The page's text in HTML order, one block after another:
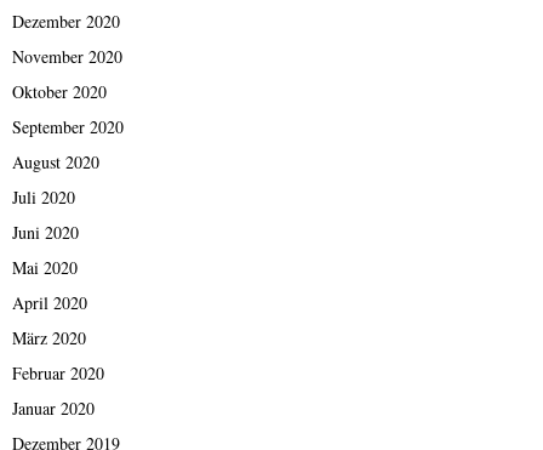
Dezember 2020
November 2020
Oktober 2020
September 2020
August 2020
Juli 2020
Juni 2020
Mai 2020
April 2020
März 2020
Februar 2020
Januar 2020
Dezember 2019